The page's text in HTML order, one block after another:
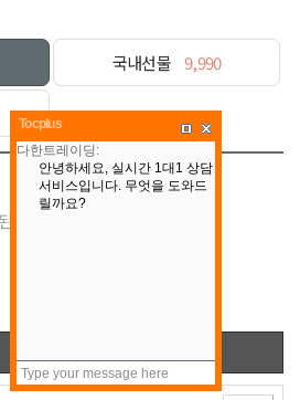
국내선물 9,990
게시물이 없습니다.
Tocplus